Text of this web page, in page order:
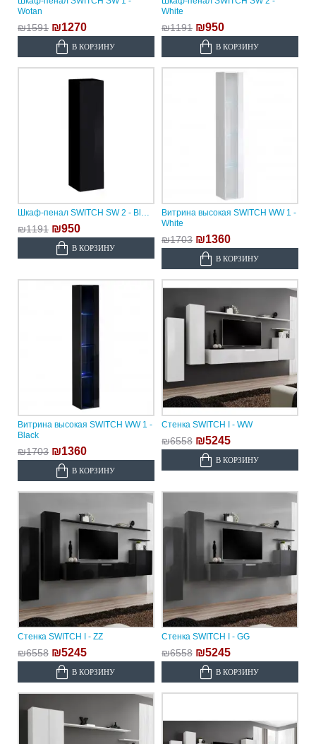
Wotan
₪1591 ₪1270
В КОРЗИНУ
White
₪1191 ₪950
В КОРЗИНУ
Шкаф-пенал SWITCH SW 2 - Black
₪1191 ₪950
В КОРЗИНУ
Витрина высокая SWITCH WW 1 -
White
₪1703 ₪1360
В КОРЗИНУ
Витрина высокая SWITCH WW 1 -
Black
₪1703 ₪1360
В КОРЗИНУ
Стенка SWITCH I - WW
₪6558 ₪5245
В КОРЗИНУ
Стенка SWITCH I - ZZ
₪6558 ₪5245
В КОРЗИНУ
Стенка SWITCH I - GG
₪6558 ₪5245
В КОРЗИНУ